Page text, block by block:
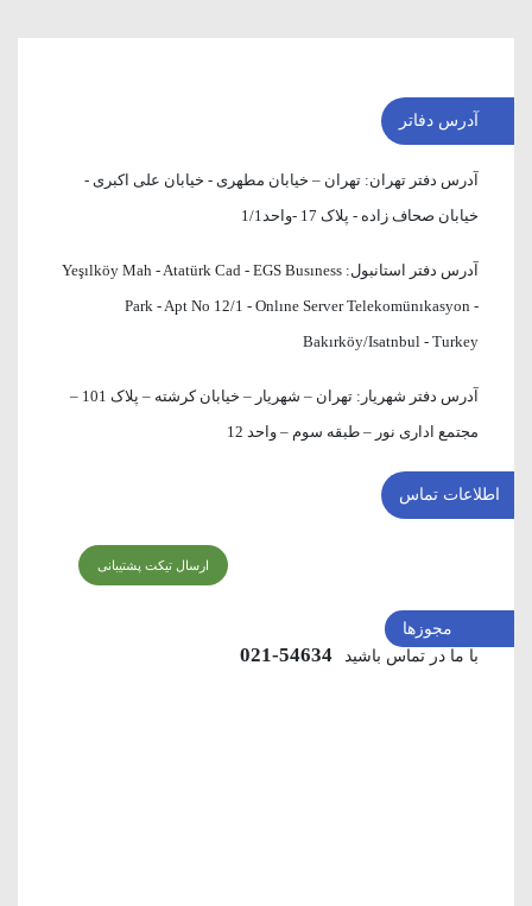
آدرس دفاتر
آدرس دفتر تهران: تهران – خیابان مطهری - خیابان علی اکبری -
خیابان صحاف زاده - پلاک 17 -واحد1/1
آدرس دفتر استانبول: Yeşılköy Mah - Atatürk Cad - EGS Busıness
Park - Apt No 12/1 - Onlıne Server Telekomünıkasyon -
Bakırköy/Isatnbul - Turkey
آدرس دفتر شهریار:
تهران – شهریار – خیابان کرشته – پلاک 101 –
مجتمع اداری نور – طبقه سوم – واحد 12
اطلاعات تماس
ارسال تیکت پشتیبانی
با ما در تماس باشید 54634-021
مجوزها